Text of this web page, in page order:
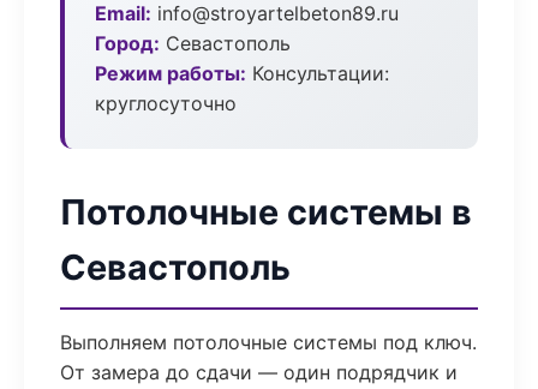
Email: info@stroyartelbeton89.ru
Город: Севастополь
Режим работы: Консультации:
круглосуточно
Потолочные системы в
Севастополь
Выполняем потолочные системы под ключ.
От замера до сдачи — один подрядчик и